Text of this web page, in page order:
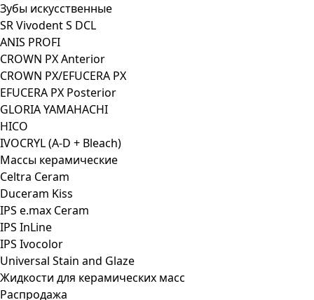
Зубы искусственные
SR Vivodent S DCL
ANIS PROFI
CROWN PX Anterior
CROWN PX/EFUCERA PX
EFUCERA PX Posterior
GLORIA YAMAHACHI
HICO
IVOCRYL (A-D + Bleach)
Массы керамические
Celtra Ceram
Duceram Kiss
IPS e.max Ceram
IPS InLine
IPS Ivocolor
Universal Stain and Glaze
Жидкости для керамических масс
Распродажа